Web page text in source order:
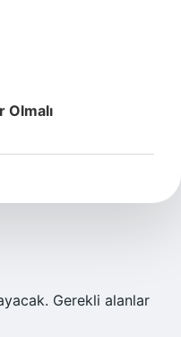
Olmalı
Gerekli alanlar